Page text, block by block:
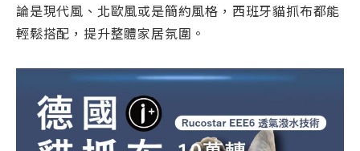
論是現代風、北歐風或是簡約風格，西班牙貓抓布都能
輕鬆搭配，提升整體家居氛圍。